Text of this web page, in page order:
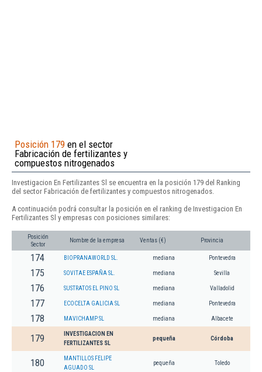
Posición 179 en el sector
Fabricación de fertilizantes y
compuestos nitrogenados
Investigacion En Fertilizantes Sl se encuentra en la posición 179 del Ranking
del sector Fabricación de fertilizantes y compuestos nitrogenados.
A continuación podrá consultar la posición en el ranking de Investigacion En
Fertilizantes Sl y empresas con posiciones similares:
Posición
Sector
Nombre de la empresa Ventas (€) Provincia
174 BIOPRANAWORLD SL. mediana Pontevedra
175 SOVITAE ESPAÑA SL. mediana Sevilla
176 SUSTRATOS EL PINO SL mediana Valladolid
177 ECOCELTA GALICIA SL mediana Pontevedra
178 MAVICHAMP SL mediana Albacete
179
INVESTIGACION EN
FERTILIZANTES SL
pequeña Córdoba
180
MANTILLOS FELIPE
AGUADO SL
pequeña Toledo